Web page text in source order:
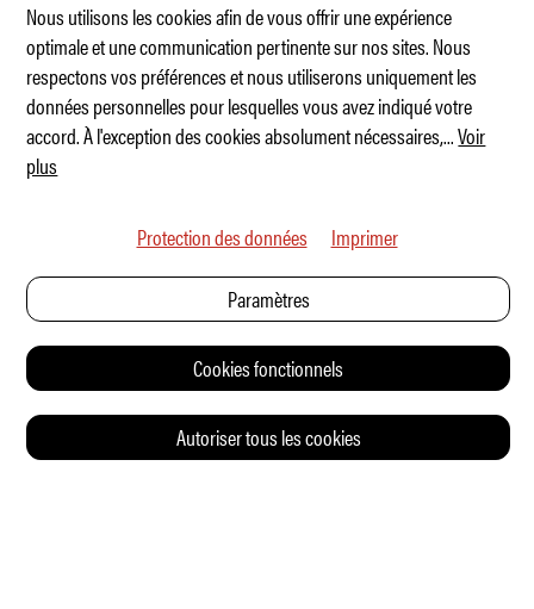
Slate Truck – spartiate et coloré
Nous utilisons les cookies afin de vous offrir une expérience
optimale et une communication pertinente sur nos sites. Nous
respectons vos préférences et nous utiliserons uniquement les
données personnelles pour lesquelles vous avez indiqué votre
accord. À l'exception des cookies absolument nécessaires,...Voir
plus
Protection des données Imprimer
Paramètres
Cookies fonctionnels
Autoriser tous les cookies